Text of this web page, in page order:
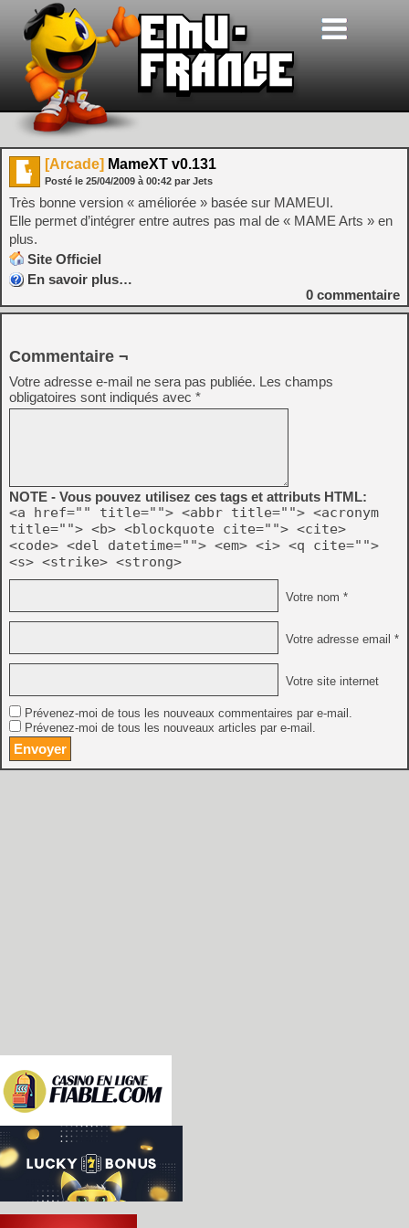
[Arcade] MameXT v0.131
Posté le 25/04/2009 à 00:42 par Jets
Très bonne version « améliorée » basée sur MAMEUI.
Elle permet d’intégrer entre autres pas mal de « MAME Arts » en
plus.
Site Officiel
En savoir plus…
0 commentaire
Commentaire ¬
Votre adresse e-mail ne sera pas publiée. Les champs
obligatoires sont indiqués avec *
NOTE - Vous pouvez utilisez ces tags et attributs HTML:
<a href="" title=""> <abbr title=""> <acronym
title=""> <b> <blockquote cite=""> <cite>
<code> <del datetime=""> <em> <i> <q cite="">
<s> <strike> <strong>
Votre nom *
Votre adresse email *
Votre site internet
Prévenez-moi de tous les nouveaux commentaires par e-mail.
Prévenez-moi de tous les nouveaux articles par e-mail.